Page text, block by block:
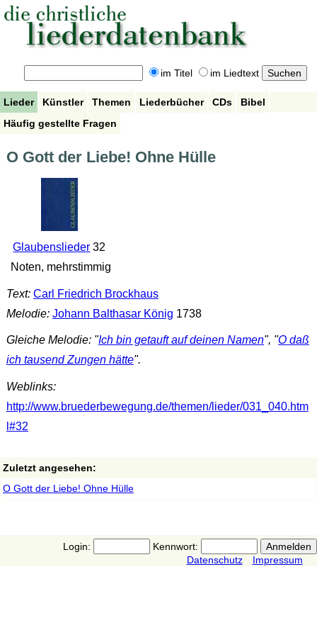
im Titel im Liedtext
Lieder Künstler Themen Liederbücher CDs
Bibel
Häufig gestellte Fragen
O Gott der Liebe! Ohne Hülle
Glaubenslieder 32
Noten, mehrstimmig
Text: Carl Friedrich Brockhaus
Melodie: Johann Balthasar König 1738
Gleiche Melodie: "Ich bin getauft auf deinen Namen", "O daß
ich tausend Zungen hätte".
Weblinks:
http://www.bruederbewegung.de/themen/lieder/031_040.htm
l#32
Zuletzt angesehen:
O Gott der Liebe! Ohne Hülle
Login:
Kennwort:
Datenschutz
Impressum